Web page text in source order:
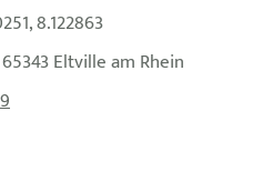
8.122863
Eltville am Rhein